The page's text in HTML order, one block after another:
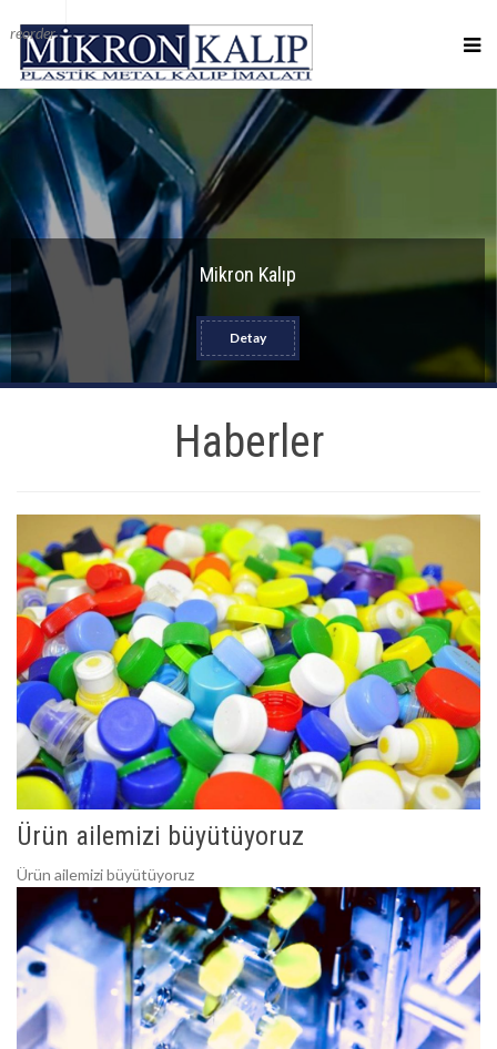
reorder
Mikron Kalıp
Detay
Haberler
Ürün ailemizi büyütüyoruz
Ürün ailemizi büyütüyoruz